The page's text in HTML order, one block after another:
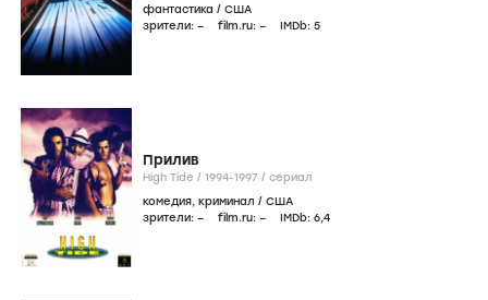
фантастика / США
зрители: – film.ru: – IMDb: 5
Прилив
High Tide / 1994-1997 / сериал
комедия, криминал / США
зрители: – film.ru: – IMDb: 6,4